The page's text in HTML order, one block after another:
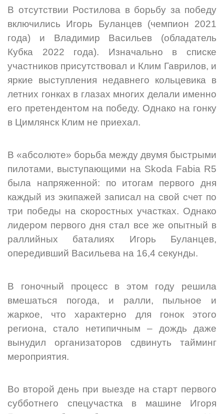
В отсутствии Ростилова в борьбу за победу
включились Игорь Буланцев (чемпион 2021
года) и Владимир Васильев (обладатель
Кубка 2022 года). Изначально в списке
участников присутствовал и Клим Гаврилов, и
яркие выступления недавнего кольцевика в
летних гонках в глазах многих делали именно
его претендентом на победу. Однако на гонку
в Цимлянск Клим не приехал.
В «абсолюте» борьба между двумя быстрыми
пилотами, выступающими на Skoda Fabia R5
была напряженной: по итогам первого дня
каждый из экипажей записал на свой счет по
три победы на скоростных участках. Однако
лидером первого дня стал все же опытный в
раллийных баталиях Игорь Буланцев,
опередивший Васильева на 16,4 секунды.
В гоночный процесс в этом году решила
вмешаться погода, и ралли, пыльное и
жаркое, что характерно для гонок этого
региона, стало нетипичным – дождь даже
вынудил организаторов сдвинуть тайминг
мероприятия.
Во второй день при выезде на старт первого
субботнего спецучастка в машине Игоря